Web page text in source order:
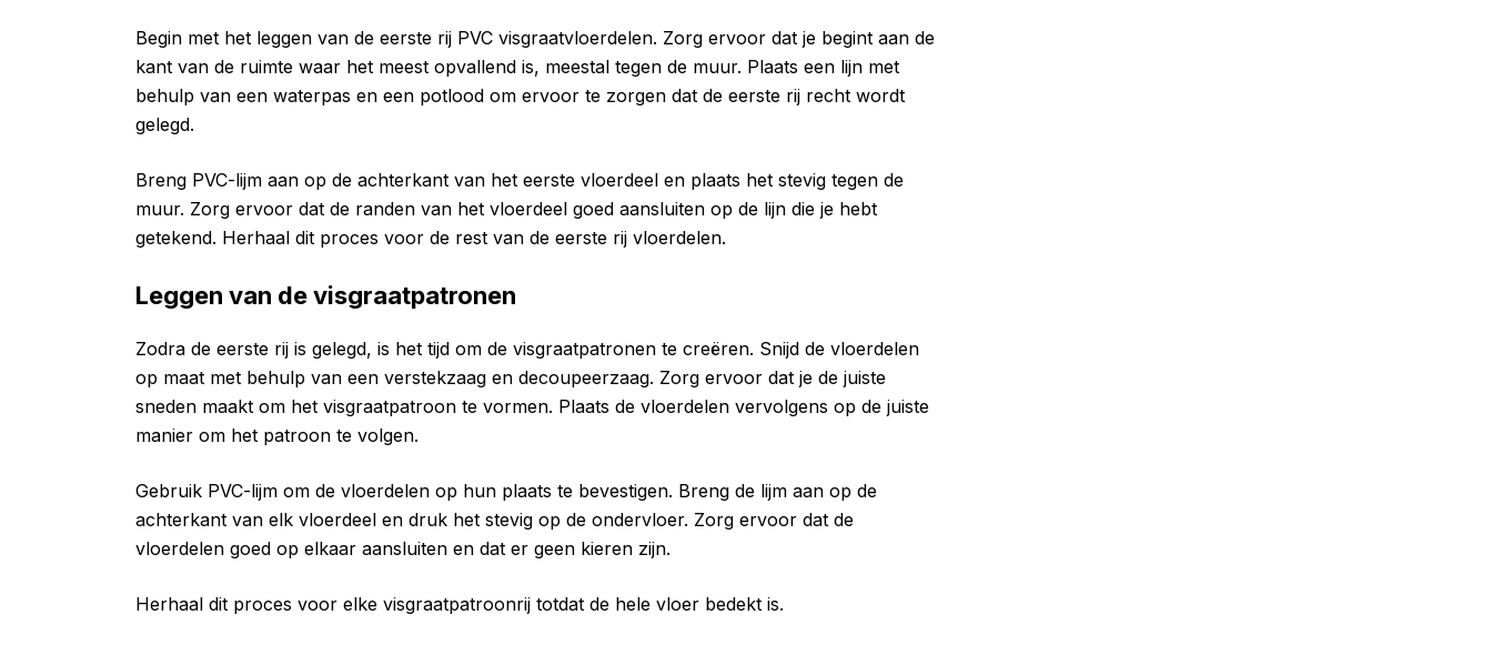
Begin met het leggen van de eerste rij PVC visgraatvloerdelen. Zorg ervoor dat je begint aan de
kant van de ruimte waar het meest opvallend is, meestal tegen de muur. Plaats een lijn met
behulp van een waterpas en een potlood om ervoor te zorgen dat de eerste rij recht wordt
gelegd.
Breng PVC-lijm aan op de achterkant van het eerste vloerdeel en plaats het stevig tegen de
muur. Zorg ervoor dat de randen van het vloerdeel goed aansluiten op de lijn die je hebt
getekend. Herhaal dit proces voor de rest van de eerste rij vloerdelen.
Leggen van de visgraatpatronen
Zodra de eerste rij is gelegd, is het tijd om de visgraatpatronen te creëren. Snijd de vloerdelen
op maat met behulp van een verstekzaag en decoupeerzaag. Zorg ervoor dat je de juiste
sneden maakt om het visgraatpatroon te vormen. Plaats de vloerdelen vervolgens op de juiste
manier om het patroon te volgen.
Gebruik PVC-lijm om de vloerdelen op hun plaats te bevestigen. Breng de lijm aan op de
achterkant van elk vloerdeel en druk het stevig op de ondervloer. Zorg ervoor dat de
vloerdelen goed op elkaar aansluiten en dat er geen kieren zijn.
Herhaal dit proces voor elke visgraatpatroonrij totdat de hele vloer bedekt is.